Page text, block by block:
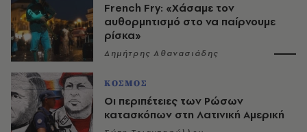
French Fry: «Χάσαμε τον
αυθορμητισμό στο να παίρνουμε
ρίσκα»
Δημήτρης Αθανασιάδης
ΚΟΣΜΟΣ
Οι περιπέτειες των Ρώσων
κατασκόπων στη Λατινική Αμερική